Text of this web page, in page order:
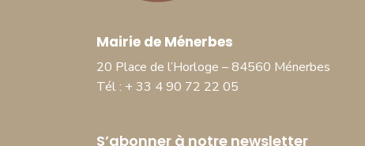
Mairie de Ménerbes
20 Place de l’Horloge – 84560 Ménerbes
Tél : + 33 4 90 72 22 05
S’abonner à notre newsletter